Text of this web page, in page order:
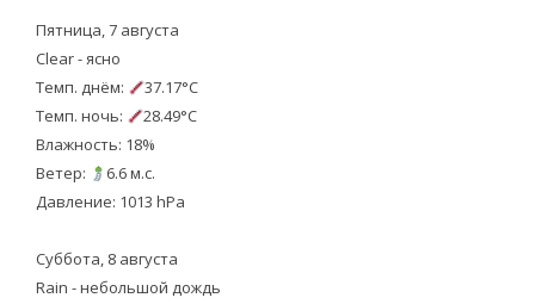
Пятница, 7 августа
Clear - ясно
Темп. днём:
37.17°C
Темп. ночь:
28.49°C
Влажность: 18%
Ветер:
6.6 м.с.
Давление: 1013 hPa
Суббота, 8 августа
Rain - небольшой дождь